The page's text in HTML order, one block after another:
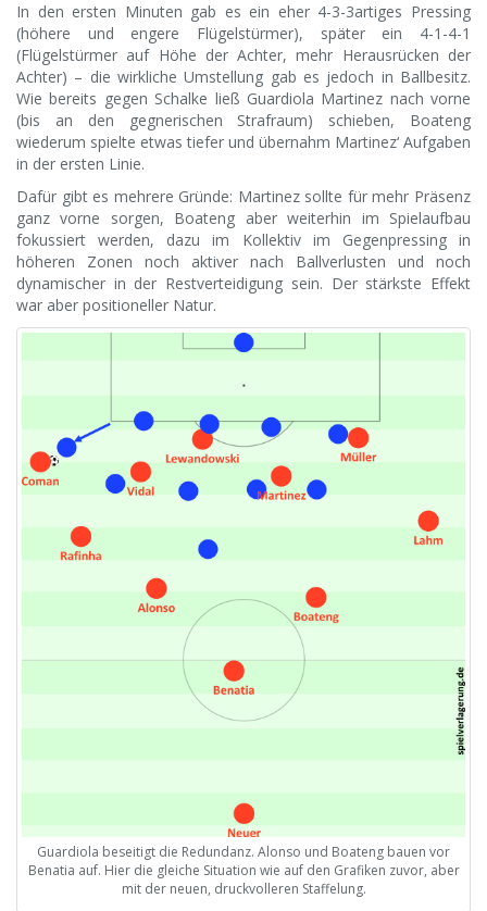
In den ersten Minuten gab es ein eher 4-3-3artiges Pressing
(höhere und engere Flügelstürmer), später ein 4-1-4-1
(Flügelstürmer auf Höhe der Achter, mehr Herausrücken der
Achter) – die wirkliche Umstellung gab es jedoch in Ballbesitz.
Wie bereits gegen Schalke ließ Guardiola Martinez nach vorne
(bis an den gegnerischen Strafraum) schieben, Boateng
wiederum spielte etwas tiefer und übernahm Martinez‘ Aufgaben
in der ersten Linie.
Dafür gibt es mehrere Gründe: Martinez sollte für mehr Präsenz
ganz vorne sorgen, Boateng aber weiterhin im Spielaufbau
fokussiert werden, dazu im Kollektiv im Gegenpressing in
höheren Zonen noch aktiver nach Ballverlusten und noch
dynamischer in der Restverteidigung sein. Der stärkste Effekt
war aber positioneller Natur.
Guardiola beseitigt die Redundanz. Alonso und Boateng bauen vor
Benatia auf. Hier die gleiche Situation wie auf den Grafiken zuvor, aber
mit der neuen, druckvolleren Staffelung.